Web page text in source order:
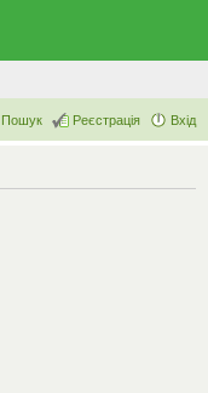
Вхід
Реєстрація
Пошук